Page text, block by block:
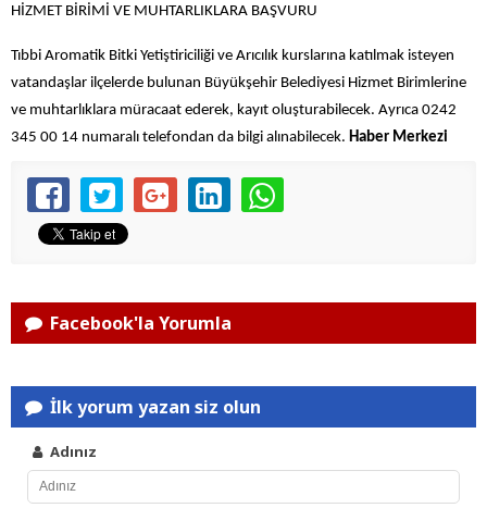
HİZMET BİRİMİ VE MUHTARLIKLARA BAŞVURU
Tıbbi Aromatik Bitki Yetiştiriciliği ve Arıcılık kurslarına katılmak isteyen
vatandaşlar ilçelerde bulunan Büyükşehir Belediyesi Hizmet Birimlerine
ve muhtarlıklara müracaat ederek, kayıt oluşturabilecek. Ayrıca 0242
345 00 14 numaralı telefondan da bilgi alınabilecek. Haber Merkezi
Facebook'la Yorumla
İlk yorum yazan siz olun
Adınız